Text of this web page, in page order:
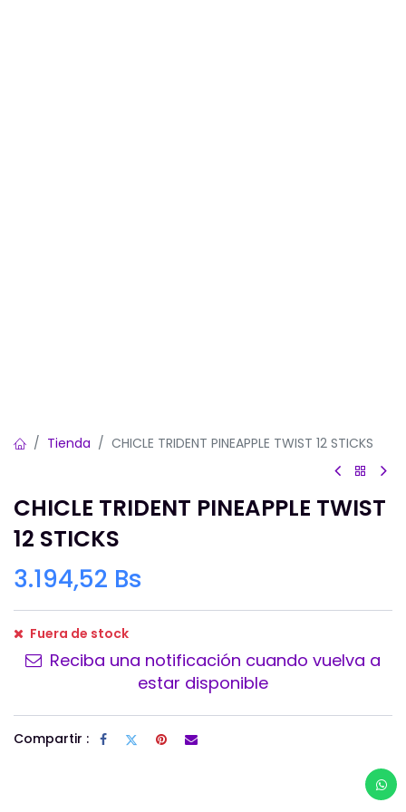
Tienda CHICLE TRIDENT PINEAPPLE TWIST 12 STICKS
CHICLE TRIDENT PINEAPPLE TWIST
12 STICKS
3.194,52 Bs
Fuera de stock
Reciba una notificación cuando vuelva a
estar disponible
Compartir :